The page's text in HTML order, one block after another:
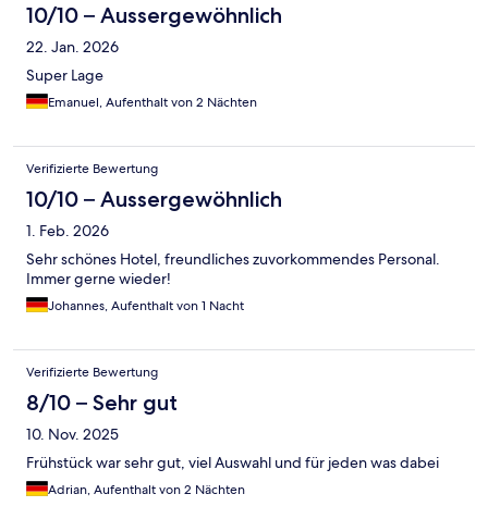
10/10 – Aussergewöhnlich
22. Jan. 2026
Super Lage
Emanuel, Aufenthalt von 2 Nächten
Verifizierte Bewertung
10/10 – Aussergewöhnlich
1. Feb. 2026
Sehr schönes Hotel, freundliches zuvorkommendes Personal.
Immer gerne wieder!
Johannes, Aufenthalt von 1 Nacht
Verifizierte Bewertung
8/10 – Sehr gut
10. Nov. 2025
Frühstück war sehr gut, viel Auswahl und für jeden was dabei
Adrian, Aufenthalt von 2 Nächten